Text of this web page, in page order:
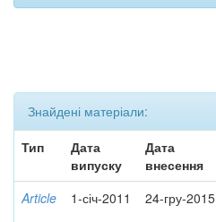
Знайдені матеріали:
Тип
Дата
випуску
Дата
внесення
Article 1-січ-2011 24-гру-2015